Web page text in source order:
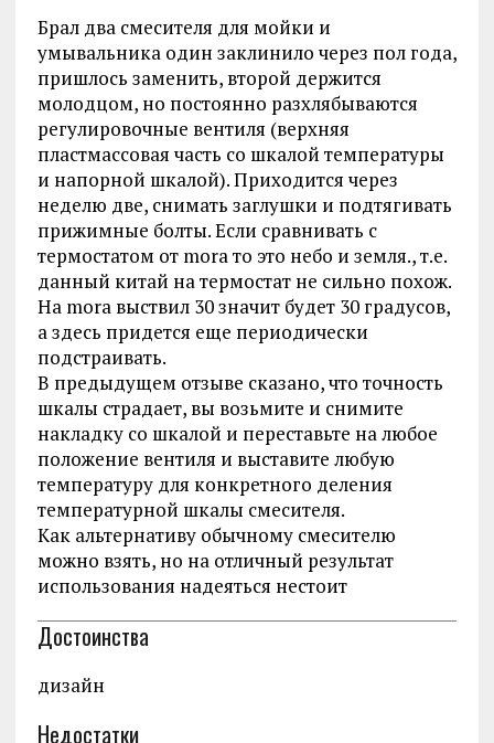
Брал два смесителя для мойки и
умывальника один заклинило через пол года,
пришлось заменить, второй держится
молодцом, но постоянно разхлябываются
регулировочные вентиля (верхняя
пластмассовая часть со шкалой температуры
и напорной шкалой). Приходится через
неделю две, снимать заглушки и подтягивать
прижимные болты. Если сравнивать с
термостатом от mora то это небо и земля., т.е.
данный китай на термостат не сильно похож.
На mora выствил 30 значит будет 30 градусов,
а здесь придется еще периодически
подстраивать.
В предыдущем отзыве сказано, что точность
шкалы страдает, вы возьмите и снимите
накладку со шкалой и переставьте на любое
положение вентиля и выставите любую
температуру для конкретного деления
температурной шкалы смесителя.
Как альтернативу обычному смесителю
можно взять, но на отличный результат
использования надеяться нестоит
Достоинства
дизайн
Недостатки